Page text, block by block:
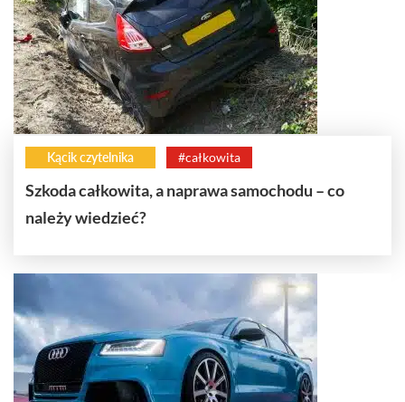
Kącik czytelnika #całkowita
Szkoda całkowita, a naprawa samochodu – co
należy wiedzieć?